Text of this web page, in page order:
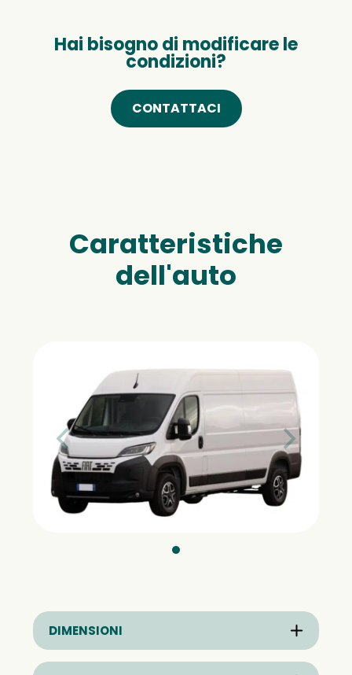
Hai bisogno di modificare le
condizioni?
CONTATTACI
Caratteristiche
dell'auto
DIMENSIONI